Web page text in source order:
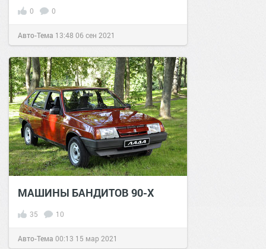
0 0
Авто-Тема 13:48 06 сен 2021
МАШИНЫ БАНДИТОВ 90-Х
35 10
Авто-Тема 00:13 15 мар 2021